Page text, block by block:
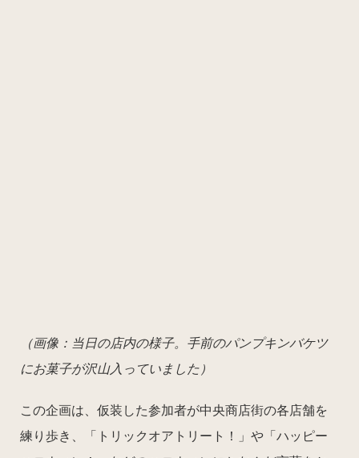
（画像：当日の店内の様子。手前のパンプキンバケツ
にお菓子が沢山入っていました）
この企画は、仮装した参加者が中央商店街の各店舗を
練り歩き、「トリックオアトリート！」や「ハッピー